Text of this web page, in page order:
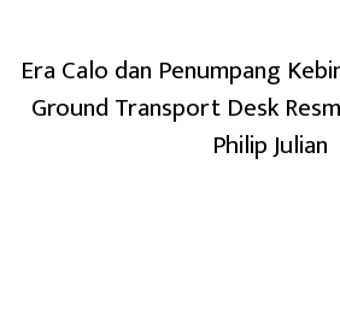
Era Calo dan Penumpang
Ground Transport Desk
Philip Julian